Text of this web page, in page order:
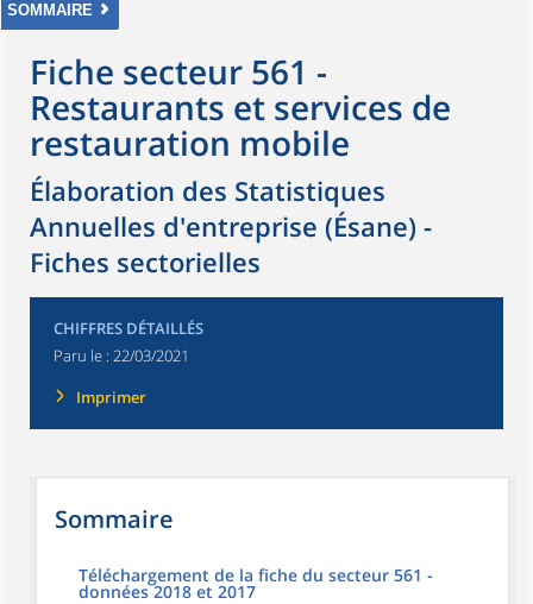
SOMMAIRE
Fiche secteur 561 -
Restaurants et services de
restauration mobile
Élaboration des Statistiques
Annuelles d'entreprise (Ésane) -
Fiches sectorielles
CHIFFRES DÉTAILLÉS
Paru le : 22/03/2021
Imprimer
Sommaire
Téléchargement de la fiche du secteur 561 -
données 2018 et 2017